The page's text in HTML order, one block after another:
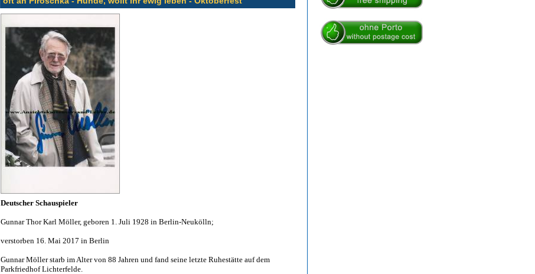
Deutscher Schauspieler
Gunnar Thor Karl Möller, geboren 1. Juli 1928 in Berlin-Neukölln;
verstorben 16. Mai 2017 in Berlin
Gunnar Möller starb im Alter von 88 Jahren und fand seine letzte Ruhestätte auf dem
Parkfriedhof Lichterfelde.